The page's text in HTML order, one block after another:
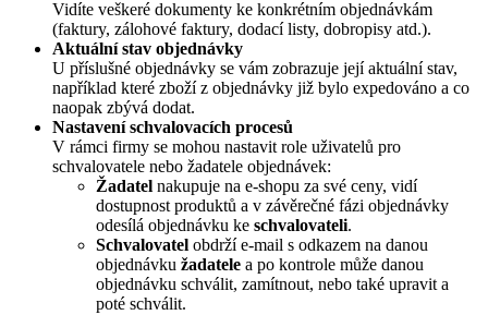
Vidíte veškeré dokumenty ke konkrétním objednávkám
(faktury, zálohové faktury, dodací listy, dobropisy atd.).
Aktuální stav objednávky
U příslušné objednávky se vám zobrazuje její aktuální stav,
například které zboží z objednávky již bylo expedováno a co
naopak zbývá dodat.
Nastavení schvalovacích procesů
V rámci firmy se mohou nastavit role uživatelů pro
schvalovatele nebo žadatele objednávek:
Žadatel nakupuje na e-shopu za své ceny, vidí
dostupnost produktů a v závěrečné fázi objednávky
odesílá objednávku ke schvalovateli.
Schvalovatel obdrží e-mail s odkazem na danou
objednávku žadatele a po kontrole může danou
objednávku schválit, zamítnout, nebo také upravit a
poté schválit.